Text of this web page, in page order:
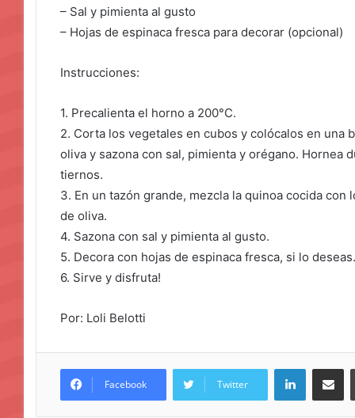
– Sal y pimienta al gusto
– Hojas de espinaca fresca para decorar (opcional)
Instrucciones:
1. Precalienta el horno a 200°C.
2. Corta los vegetales en cubos y colócalos en una
oliva y sazona con sal, pimienta y orégano. Hornea
tiernos.
3. En un tazón grande, mezcla la quinoa cocida
de oliva.
4. Sazona con sal y pimienta al gusto.
5. Decora con hojas de espinaca fresca, si lo deseas.
6. Sirve y disfruta!
Por: Loli Belotti
Facebook Twitter
LinkedIn